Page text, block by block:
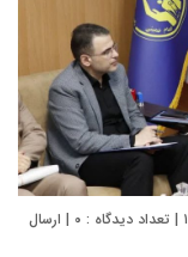
۰ | ارسال